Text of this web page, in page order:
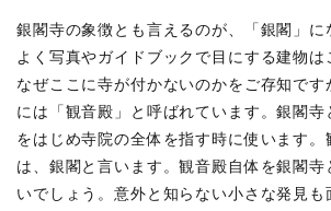
永観
堂
2.4
南禅
寺
2.5
銀閣寺の象徴とも言えるのが、「銀閣」に
よく写真やガイドブックで目にする建物は
なぜここに寺が付かないのかをご存知で
には「観音殿」と呼ばれています。銀閣
をはじめ寺院の全体を指す時に使います
は、銀閣と言います。観音殿自体を銀閣寺
いでしょう。意外と知らない小さな発見も